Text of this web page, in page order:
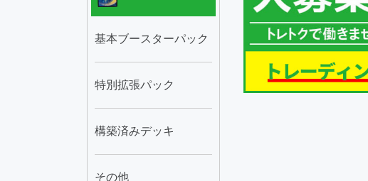
基本ブースターパック
特別拡張パック
構築済みデッキ
その他